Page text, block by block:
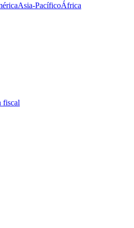
Asia-PacíficoÁfrica
fiscal